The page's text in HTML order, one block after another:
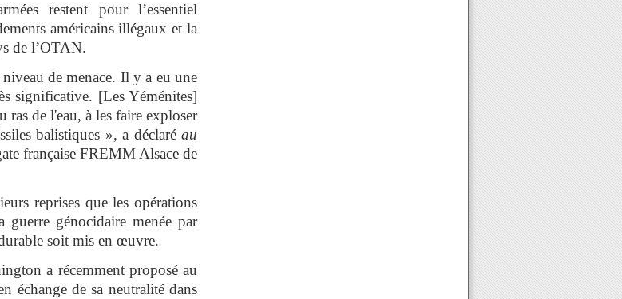
restent pour l’essentiel
américains illégaux et la
de l’OTAN.
de menace. Il y a eu une
significative. [Les Yéménites]
ras de l'eau, à les faire exploser
balistiques », a déclaré au
française FREMM Alsace de
reprises que les opérations
guerre génocidaire menée par
soit mis en œuvre.
a récemment proposé au
échange de sa neutralité dans